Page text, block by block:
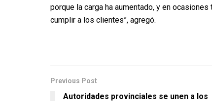
porque la carga ha aumentado, y en
cumplir a los clientes”, agregó.
Previous Post
Autoridades provinciales se unen a los